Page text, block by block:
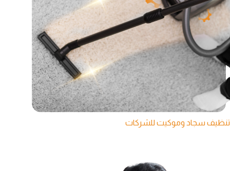
تنظيف سجاد وموكيت للشركات